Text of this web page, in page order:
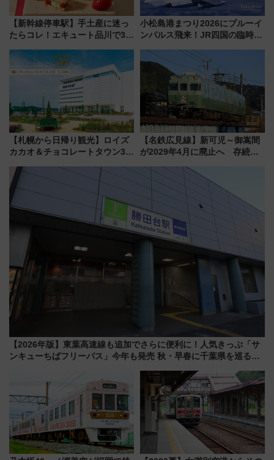
【新幹線停車駅】手土産に迷っ
たらコレ！エキュート品川で3年
産スイーツとは？
小松島港まつり2026にブルーイ
ンパルス飛来！JR四国の臨時ダ
【札幌から日帰り観光】ロイズ
カカオ＆チョコレートタウン3周
詰め放題を開催、ロイズタウン
駅からのアクセスも
【名鉄広見線】新可児～御嵩間
が2029年4月に廃止へ 存続協
【2026年版】東葉高速線も追加でさらに便利に！人気きっぷ「サ
ンキューちばフリーパス」今年も発売 秋・早春に千葉県を巡るな